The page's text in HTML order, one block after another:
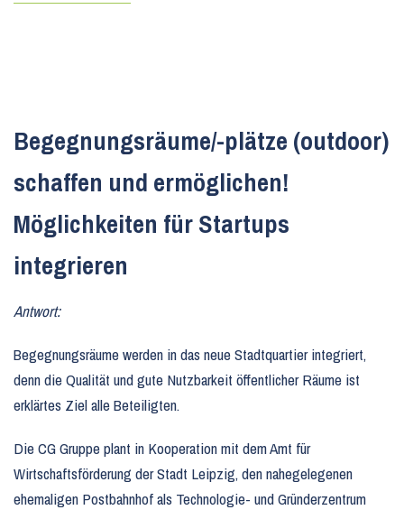
Begegnungsräume/-plätze (outdoor)
schaffen und ermöglichen!
Möglichkeiten für Startups
integrieren
Antwort:
Begegnungsräume werden in das neue Stadtquartier integriert,
denn die Qualität und gute Nutzbarkeit öffentlicher Räume ist
erklärtes Ziel alle Beteiligten.
Die CG Gruppe plant in Kooperation mit dem Amt für
Wirtschaftsförderung der Stadt Leipzig, den nahegelegenen
ehemaligen Postbahnhof als Technologie- und Gründerzentrum